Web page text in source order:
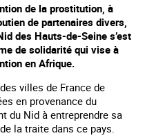
de la prostitution, à
de partenaires divers,
des Hauts-de-Seine s’est
de solidarité qui vise à
en Afrique.
villes de France de
en provenance du
du Nid à entreprendre sa
la traite dans ce pays.